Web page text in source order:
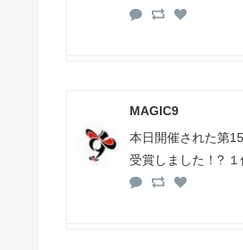
MAGIC9
本日開催された第
受賞しました！?